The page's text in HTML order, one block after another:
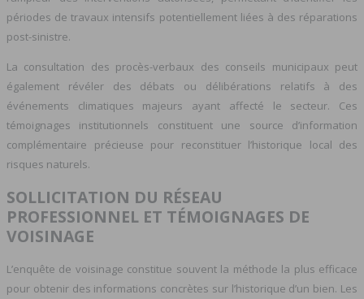
périodes de travaux intensifs potentiellement liées à des réparations
post-sinistre.
La consultation des procès-verbaux des conseils municipaux peut
également révéler des débats ou délibérations relatifs à des
événements climatiques majeurs ayant affecté le secteur. Ces
témoignages institutionnels constituent une source d’information
complémentaire précieuse pour reconstituer l’historique local des
risques naturels.
SOLLICITATION DU RÉSEAU
PROFESSIONNEL ET TÉMOIGNAGES DE
VOISINAGE
L’enquête de voisinage constitue souvent la méthode la plus efficace
pour obtenir des informations concrètes sur l’historique d’un bien. Les